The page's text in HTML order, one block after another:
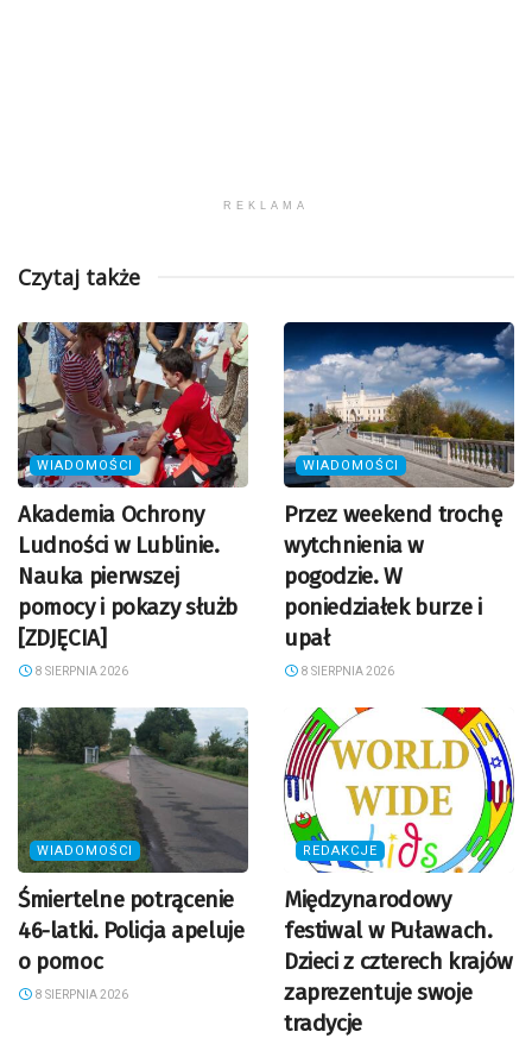
REKLAMA
Czytaj także
WIADOMOŚCI
Akademia Ochrony
Ludności w Lublinie.
Nauka pierwszej
pomocy i pokazy służb
[ZDJĘCIA]
8 SIERPNIA 2026
WIADOMOŚCI
Przez weekend trochę
wytchnienia w
pogodzie. W
poniedziałek burze i
upał
8 SIERPNIA 2026
WIADOMOŚCI
Śmiertelne potrącenie
46-latki. Policja apeluje
o pomoc
8 SIERPNIA 2026
REDAKCJE
Międzynarodowy
festiwal w Puławach.
Dzieci z czterech krajów
zaprezentuje swoje
tradycje